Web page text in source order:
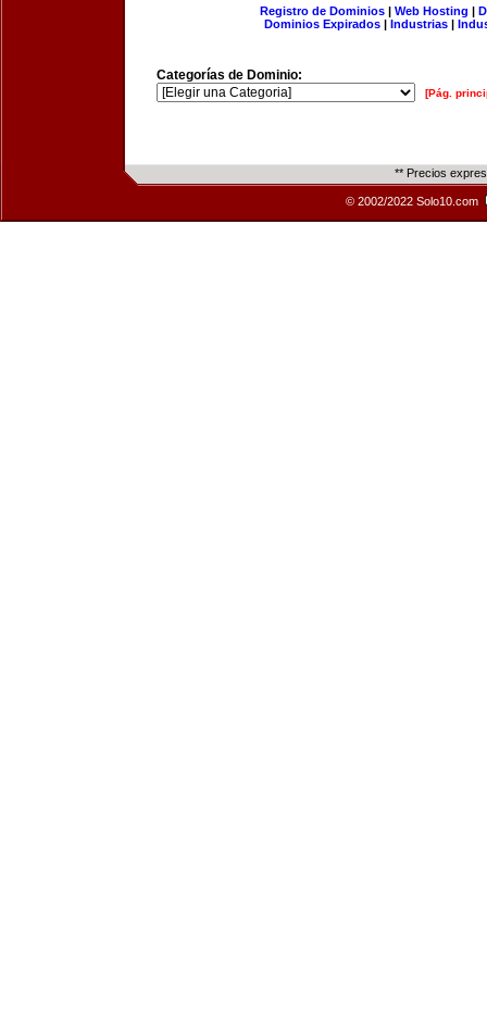
Registro de Dominios| Web Hosting |
Dominios Expirados | Industrias |
Categorías de Dominio:
[Pág.
** Precios
© 2002/2022 Solo10.com